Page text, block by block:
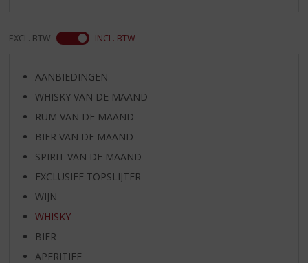
EXCL. BTW INCL. BTW
AANBIEDINGEN
WHISKY VAN DE MAAND
RUM VAN DE MAAND
BIER VAN DE MAAND
SPIRIT VAN DE MAAND
EXCLUSIEF TOPSLIJTER
WIJN
WHISKY
BIER
APERITIEF